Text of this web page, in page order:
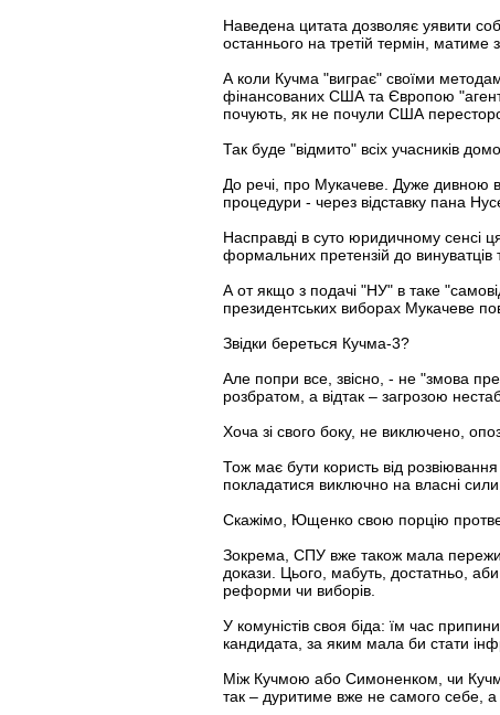
Наведена цитата дозволяє уявити
останнього на третій термін, матиме
А коли Кучма "виграє" своїми
фінансованих США та Європою
почують, як не почули США
Так буде "відмито" всіх учасників
До речі, про Мукачеве. Дуже дивною
процедури - через відставку пана
Насправді в суто юридичному сенсі
формальних претензій до винуватців
А от якщо з подачі "НУ" в таке
президентських виборах Мукачеве
Звідки береться Кучма-3?
Але попри все, звісно, - не "змова
розбратом, а відтак – загрозою
Хоча зі свого боку, не виключено,
Тож має бути користь від
покладатися виключно на власні
Скажімо, Ющенко свою порцію
Зокрема, СПУ вже також мала
докази. Цього, мабуть, достатньо,
реформи чи виборів.
У комуністів своя біда: їм час
кандидата, за яким мала би стати
Між Кучмою або Симоненком, чи
так – дуритиме вже не самого себе, а